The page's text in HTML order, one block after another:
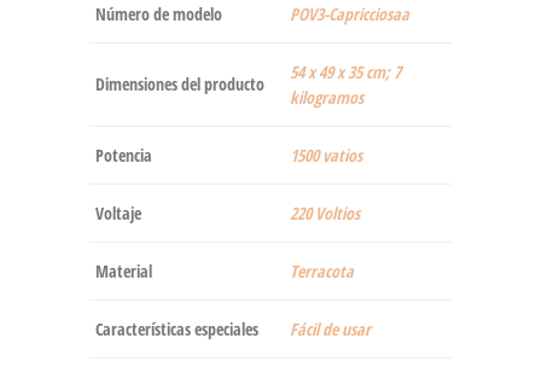
Número de modelo ‎POV3-Capricciosaa
Dimensiones del producto
‎54 x 49 x 35 cm; 7
kilogramos
Potencia ‎1500 vatios
Voltaje ‎220 Voltios
Material ‎Terracota
Características especiales ‎Fácil de usar